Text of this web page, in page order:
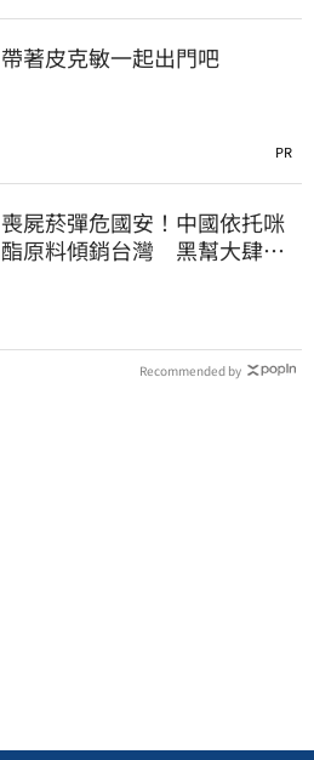
帶著皮克敏一起出門吧
PR
喪屍菸彈危國安！中國依托咪
酯原料傾銷台灣 黑幫大肆走
Recommended by